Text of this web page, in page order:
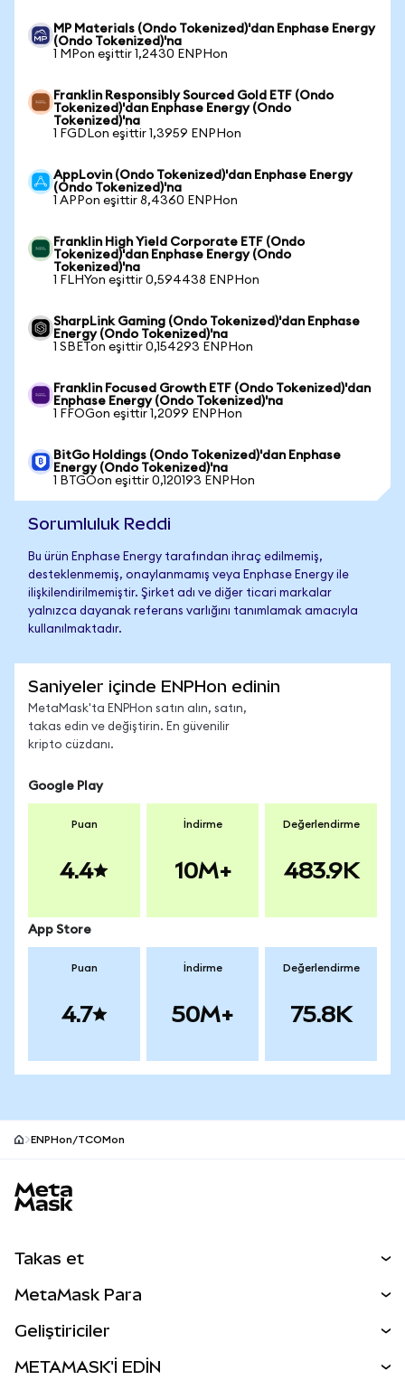
MP Materials (Ondo Tokenized)'dan Enphase Energy
(Ondo Tokenized)'na
1 MPon eşittir 1,2430 ENPHon
Franklin Responsibly Sourced Gold ETF (Ondo
Tokenized)'dan Enphase Energy (Ondo
Tokenized)'na
1 FGDLon eşittir 1,3959 ENPHon
AppLovin (Ondo Tokenized)'dan Enphase Energy
(Ondo Tokenized)'na
1 APPon eşittir 8,4360 ENPHon
Franklin High Yield Corporate ETF (Ondo
Tokenized)'dan Enphase Energy (Ondo
Tokenized)'na
1 FLHYon eşittir 0,594438 ENPHon
SharpLink Gaming (Ondo Tokenized)'dan Enphase
Energy (Ondo Tokenized)'na
1 SBETon eşittir 0,154293 ENPHon
Franklin Focused Growth ETF (Ondo Tokenized)'dan
Enphase Energy (Ondo Tokenized)'na
1 FFOGon eşittir 1,2099 ENPHon
BitGo Holdings (Ondo Tokenized)'dan Enphase
Energy (Ondo Tokenized)'na
1 BTGOon eşittir 0,120193 ENPHon
Sorumluluk Reddi
Bu ürün Enphase Energy tarafından ihraç edilmemiş,
desteklenmemiş, onaylanmamış veya Enphase Energy ile
ilişkilendirilmemiştir. Şirket adı ve diğer ticari markalar
yalnızca dayanak referans varlığını tanımlamak amacıyla
kullanılmaktadır.
Saniyeler içinde ENPHon edinin
MetaMask'ta ENPHon satın alın, satın,
takas edin ve değiştirin. En güvenilir
kripto cüzdanı.
Google Play
Puan
4.4
İndirme
10M+
Değerlendirme
483.9K
App Store
Puan
4.7
İndirme
50M+
Değerlendirme
75.8K
ENPHon/TCOMon
Takas et
Perps
RWA'lar
MetaMask Para
Geliştiriciler
METAMASK'İ EDİN